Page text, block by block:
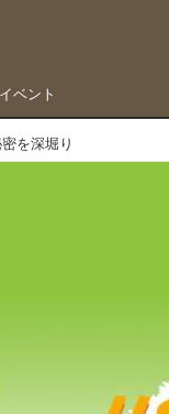
イベント
を深堀り